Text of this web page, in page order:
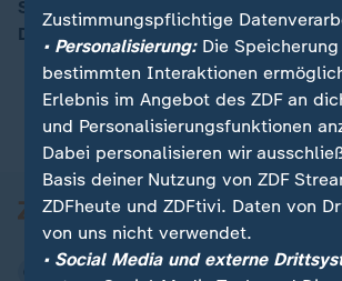
Straßen. In Bayern kamen zwei
Die Polizei warnt vor anhaltender
Zustimmungspflichtige
• Personalisierung:Die Speicherung
bestimmten Interaktionen
Erlebnis im Angebot des ZDF an
und Personalisierungsfunktionen
Dabei personalisieren wir
Basis deiner Nutzung von ZDF
ZDFheute und ZDFtivi. Daten von
von uns nicht verwendet.
• Social Media und externe